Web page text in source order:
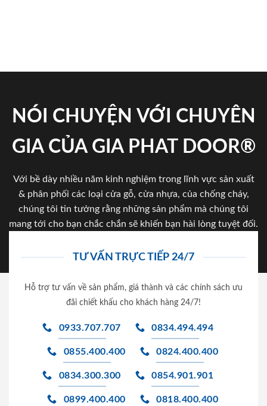
NÓI CHUYỆN VỚI CHUYÊN
GIA CỦA GIA PHAT DOOR®
Với bề dày nhiều năm kinh nghiệm trong lĩnh vực sản xuất
& phân phối các loại cửa gỗ, cửa nhựa, của chống cháy,
chúng tôi tin tưởng rằng những sản phẩm mà chúng tôi
mang tới cho bạn chắc chắn sẽ khiến bạn hài lòng tuyệt đối.
TƯ VẤN TRỰC TIẾP 24/7
Hỗ trợ tư vấn về sản phẩm, giá thành và các chính sách ưu
đãi chiết khấu cho khách hàng 24/7!
0933.707.707 0834.494.494
0855.400.400 0824.400.400
0834.300.300 0854.901.901
0899.400.400 0818.400.400